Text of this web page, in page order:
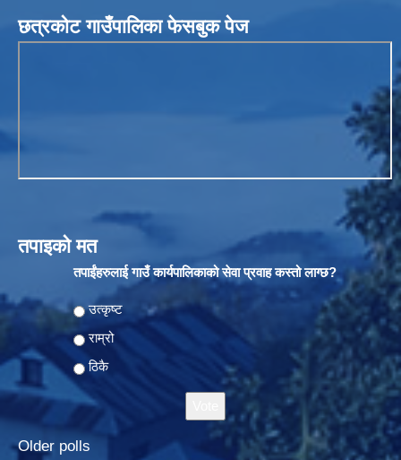
छत्रकोट गाउँपालिका फेसबुक पेज
तपाइको मत
तपाईंहरुलाई गाउँ कार्यपालिकाको सेवा प्रवाह कस्तो लाग्छ?
Choices
उत्कृष्ट
राम्रो
ठिकै
Older polls